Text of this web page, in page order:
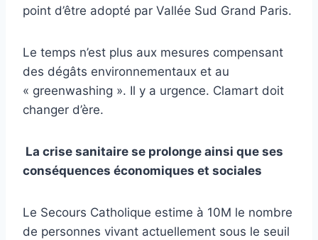
point d’être adopté par Vallée Sud Grand Paris.
Le temps n’est plus aux mesures compensant
des dégâts environnementaux et au
« greenwashing ». Il y a urgence. Clamart doit
changer d’ère.
La crise sanitaire se prolonge ainsi que ses
conséquences économiques et sociales
Le Secours Catholique estime à 10M le nombre
de personnes vivant actuellement sous le seuil